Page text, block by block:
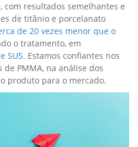
resultados semelhantes e
de titânio e porcelanato
de 20 vezes menor que o
o tratamento, em
SUS. Estamos confiantes nos
PMMA, na análise dos
produto para o mercado.